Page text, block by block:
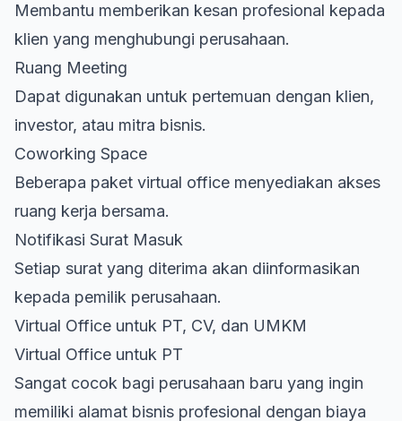
Membantu memberikan kesan profesional kepada
klien yang menghubungi perusahaan.
Ruang Meeting
Dapat digunakan untuk pertemuan dengan klien,
investor, atau mitra bisnis.
Coworking Space
Beberapa paket virtual office menyediakan akses
ruang kerja bersama.
Notifikasi Surat Masuk
Setiap surat yang diterima akan diinformasikan
kepada pemilik perusahaan.
Virtual Office untuk PT, CV, dan UMKM
Virtual Office untuk PT
Sangat cocok bagi perusahaan baru yang ingin
memiliki alamat bisnis profesional dengan biaya